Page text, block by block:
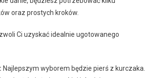
oraz prostych kroków.
Ci uzyskać idealnie ugotowanego
Najlepszym wyborem będzie pierś z kurczaka.